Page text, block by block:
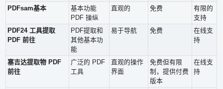
PDFsam基本
基本功能
PDF 操纵
直观的 免费
有限的
支持
PDF24 工具提取
PDF 前往
PDF提取和
其他基本功
能
易于导航 免费
在线支
持
塞吉达提取物 PDF
前往
广泛的 PDF
工具
直观的操作
界面
免费但有限
制，提供付费
版本
在线支
持